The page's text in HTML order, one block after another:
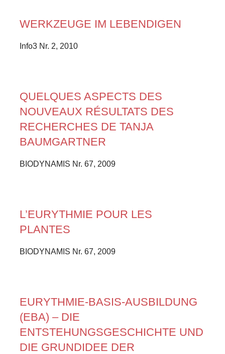
WERKZEUGE IM LEBENDIGEN
Info3 Nr. 2, 2010
QUELQUES ASPECTS DES
NOUVEAUX RÉSULTATS DES
RECHERCHES DE TANJA
BAUMGARTNER
BIODYNAMIS Nr. 67, 2009
L’EURYTHMIE POUR LES
PLANTES
BIODYNAMIS Nr. 67, 2009
EURYTHMIE-BASIS-AUSBILDUNG
(EBA) – DIE
ENTSTEHUNGSGESCHICHTE UND
DIE GRUNDIDEE DER